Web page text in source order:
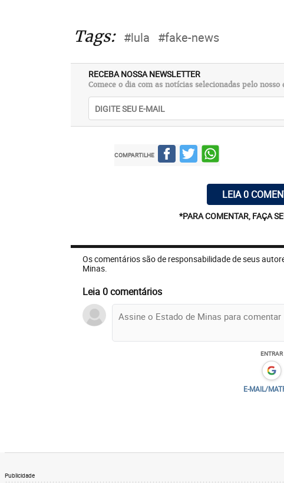
Tags: #lula #fake-news
RECEBA NOSSA NEWSLETTER
Comece o dia com as notícias selecionadas pelo nosso
COMPARTILHE
LEIA 0
*PARA COMENTAR, FAÇA
Os comentários são de responsabilidade de seus
Minas.
Leia 0 comentários
ENTRAR
E-MAIL/
Publicidade